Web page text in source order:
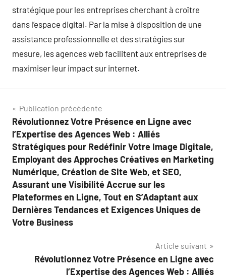
stratégique pour les entreprises cherchant à croître
dans l’espace digital. Par la mise à disposition de une
assistance professionnelle et des stratégies sur
mesure, les agences web facilitent aux entreprises de
maximiser leur impact sur internet.
Navigation
de
l’article
Publication précédente
Révolutionnez Votre Présence en Ligne avec
l’Expertise des Agences Web : Alliés
Stratégiques pour Redéfinir Votre Image Digitale,
Employant des Approches Créatives en Marketing
Numérique, Création de Site Web, et SEO,
Assurant une Visibilité Accrue sur les
Plateformes en Ligne, Tout en S’Adaptant aux
Dernières Tendances et Exigences Uniques de
Votre Business
Article suivant
Révolutionnez Votre Présence en Ligne avec
l’Expertise des Agences Web : Alliés